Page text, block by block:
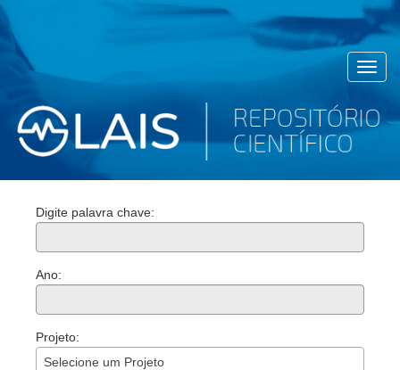
Digite palavra chave:
Ano:
Projeto:
Selecione um Projeto